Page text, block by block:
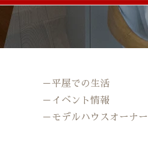
－平屋での生活
－イベント情報
－モデルハウスオーナー